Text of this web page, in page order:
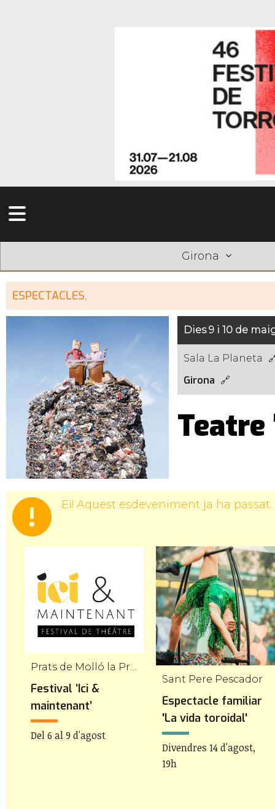
Girona
ESPECTACLES,
Dies 9 i 10 de
Sala La Planeta
Girona
Ei! Aquest esdeveniment ja ha
Festival ‘Ici &
maintenant’
Del 6 al 9 d'agost
Sant Pere Pescador
Espectacle familiar
'La vida toroidal'
Divendres 14 d'agost,
19h